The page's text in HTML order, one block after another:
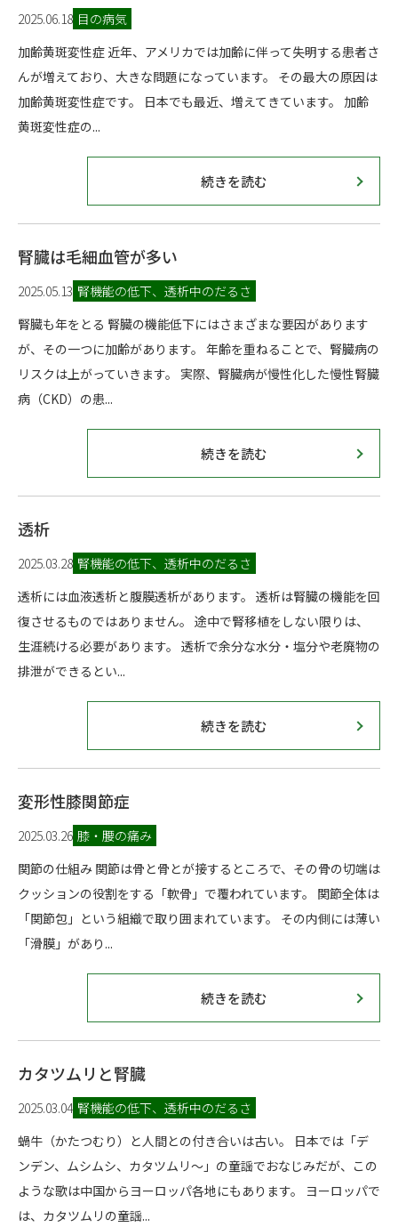
2025.06.18 目の病気
加齢黄斑変性症 近年、アメリカでは加齢に伴って失明する患者さ
んが増えており、大きな問題になっています。 その最大の原因は
加齢黄斑変性症です。 日本でも最近、増えてきています。 加齢
黄斑変性症の...
続きを読む
腎臓は毛細血管が多い
2025.05.13 腎機能の低下、透析中のだるさ
腎臓も年をとる 腎臓の機能低下にはさまざまな要因があります
が、その一つに加齢があります。 年齢を重ねることで、腎臓病の
リスクは上がっていきます。 実際、腎臓病が慢性化した慢性腎臓
病（CKD）の患...
続きを読む
透析
2025.03.28 腎機能の低下、透析中のだるさ
透析には血液透析と腹膜透析があります。 透析は腎臓の機能を回
復させるものではありません。 途中で腎移植をしない限りは、
生涯続ける必要があります。 透析で余分な水分・塩分や老廃物の
排泄ができるとい...
続きを読む
変形性膝関節症
2025.03.26 膝・腰の痛み
関節の仕組み 関節は骨と骨とが接するところで、その骨の切端は
クッションの役割をする「軟骨」で覆われています。 関節全体は
「関節包」という組織で取り囲まれています。 その内側には薄い
「滑膜」があり...
続きを読む
カタツムリと腎臓
2025.03.04 腎機能の低下、透析中のだるさ
蝸牛（かたつむり）と人間との付き合いは古い。 日本では「デ
ンデン、ムシムシ、カタツムリ～」の童謡でおなじみだが、この
ような歌は中国からヨーロッパ各地にもあります。 ヨーロッパで
は、カタツムリの童謡...